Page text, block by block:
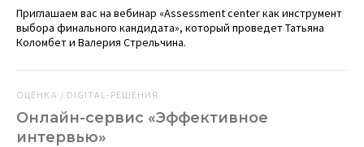
Приглашаем вас на вебинар «Аssessment center как инструмент
выбора финального кандидата», который проведет Татьяна
Коломбет и Валерия Стрельчина.
ОЦЕНКА / DIGITAL-РЕШЕНИЯ
Онлайн-сервис «Эффективное
интервью»